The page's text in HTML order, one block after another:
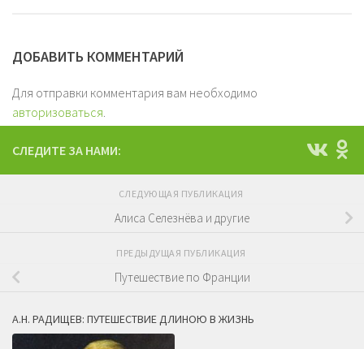
ДОБАВИТЬ КОММЕНТАРИЙ
Для отправки комментария вам необходимо
авторизоваться
СЛЕДИТЕ ЗА НАМИ:
СЛЕДУЮЩАЯ ПУБЛИКАЦИЯ
Алиса Селезнёва и другие
ПРЕДЫДУЩАЯ ПУБЛИКАЦИЯ
Путешествие по Франции
А.Н. РАДИЩЕВ: ПУТЕШЕСТВИЕ ДЛИНОЮ В ЖИЗНЬ